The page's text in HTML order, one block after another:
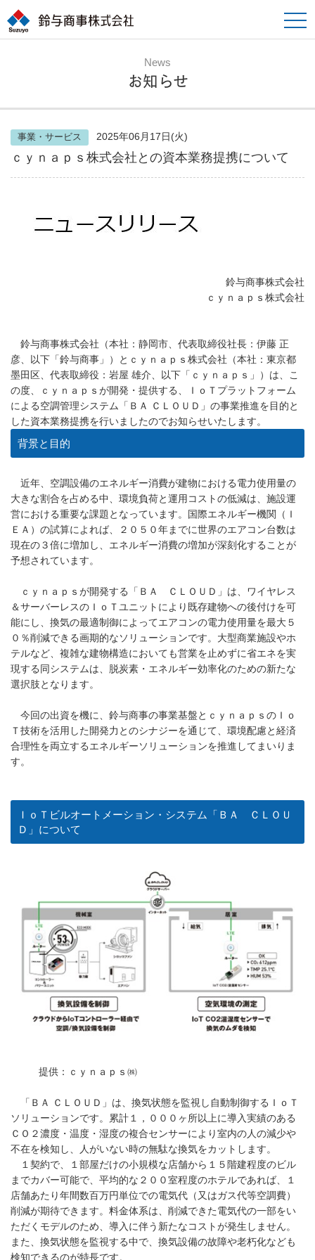
toggle
News
お知らせ
事業・サービス 2025年06月17日(火)
ｃｙｎａｐｓ株式会社との資本業務提携について
鈴与商事株式会社
ｃｙｎａｐｓ株式会社
鈴与商事株式会社（本社：静岡市、代表取締役社長：伊藤 正
彦、以下「鈴与商事」）とｃｙｎａｐｓ株式会社（本社：東京都
墨田区、代表取締役：岩屋 雄介、以下「ｃｙｎａｐｓ」）は、こ
の度、ｃｙｎａｐｓが開発・提供する、ＩｏＴプラットフォーム
による空調管理システム「ＢＡ ＣＬＯＵＤ」の事業推進を目的と
した資本業務提携を行いましたのでお知らせいたします。
背景と目的
近年、空調設備のエネルギー消費が建物における電力使用量の
大きな割合を占める中、環境負荷と運用コストの低減は、施設運
営における重要な課題となっています。国際エネルギー機関（Ｉ
ＥＡ）の試算によれば、２０５０年までに世界のエアコン台数は
現在の３倍に増加し、エネルギー消費の増加が深刻化することが
予想されています。
ｃｙｎａｐｓが開発する「ＢＡ ＣＬＯＵＤ」は、ワイヤレス
＆サーバーレスのＩｏＴユニットにより既存建物への後付けを可
能にし、換気の最適制御によってエアコンの電力使用量を最大５
０％削減できる画期的なソリューションです。大型商業施設やホ
テルなど、複雑な建物構造においても営業を止めずに省エネを実
現する同システムは、脱炭素・エネルギー効率化のための新たな
選択肢となります。
今回の出資を機に、鈴与商事の事業基盤とｃｙｎａｐｓのＩｏ
Ｔ技術を活用した開発力とのシナジーを通じて、環境配慮と経済
合理性を両立するエネルギーソリューションを推進してまいりま
す。
ＩｏＴビルオートメーション・システム「ＢＡ ＣＬＯＵ
Ｄ」について
提供：ｃｙｎａｐｓ㈱
「ＢＡ ＣＬＯＵＤ」は、換気状態を監視し自動制御するＩｏＴ
ソリューションです。累計１，０００ヶ所以上に導入実績のある
ＣＯ２濃度・温度・湿度の複合センサーにより室内の人の減少や
不在を検知し、人がいない時の無駄な換気をカットします。
１契約で、１部屋だけの小規模な店舗から１５階建程度のビル
までカバー可能で、平均的な２００室程度のホテルであれば、１
店舗あたり年間数百万円単位での電気代（又はガス代等空調費）
削減が期待できます。料金体系は、削減できた電気代の一部をい
ただくモデルのため、導入に伴う新たなコストが発生しません。
また、換気状態を監視する中で、換気設備の故障や老朽化なども
検知できるのが特長です。